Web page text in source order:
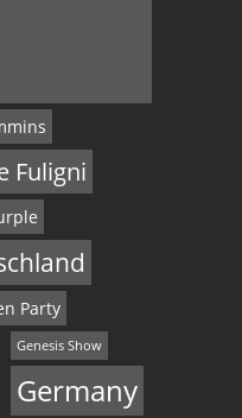
Fuligni
Party
Genesis Show
Germany